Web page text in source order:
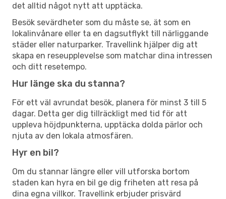
det alltid något nytt att upptäcka.
Besök sevärdheter som du måste se, ät som en
lokalinvånare eller ta en dagsutflykt till närliggande
städer eller naturparker. Travellink hjälper dig att
skapa en reseupplevelse som matchar dina intressen
och ditt resetempo.
Hur länge ska du stanna?
För ett väl avrundat besök, planera för minst 3 till 5
dagar. Detta ger dig tillräckligt med tid för att
uppleva höjdpunkterna, upptäcka dolda pärlor och
njuta av den lokala atmosfären.
Hyr en bil?
Om du stannar längre eller vill utforska bortom
staden kan hyra en bil ge dig friheten att resa på
dina egna villkor. Travellink erbjuder prisvärd